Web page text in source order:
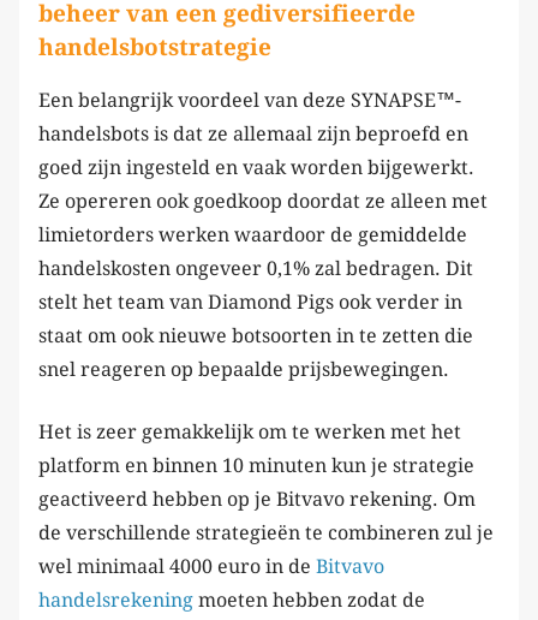
beheer van een gediversifieerde
handelsbotstrategie
Een belangrijk voordeel van deze SYNAPSE™-
handelsbots is dat ze allemaal zijn beproefd en
goed zijn ingesteld en vaak worden bijgewerkt.
Ze opereren ook goedkoop doordat ze alleen met
limietorders werken waardoor de gemiddelde
handelskosten ongeveer 0,1% zal bedragen. Dit
stelt het team van Diamond Pigs ook verder in
staat om ook nieuwe botsoorten in te zetten die
snel reageren op bepaalde prijsbewegingen.
Het is zeer gemakkelijk om te werken met het
platform en binnen 10 minuten kun je strategie
geactiveerd hebben op je Bitvavo rekening. Om
de verschillende strategieën te combineren zul je
wel minimaal 4000 euro in de Bitvavo
handelsrekening moeten hebben zodat de